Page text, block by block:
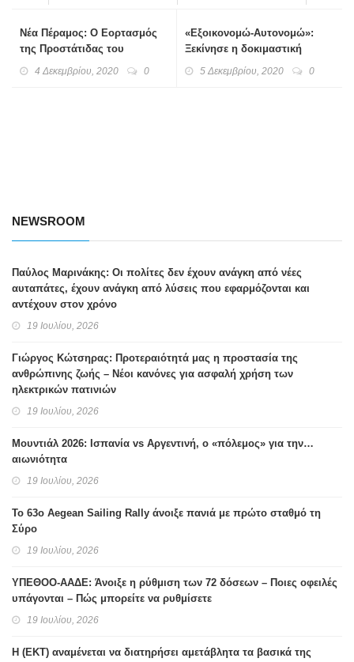
Νέα Πέραμος: Ο Εορτασμός
της Προστάτιδας του
Πυροβολικού
4 Δεκεμβρίου, 2020 0
«Εξοικονομώ-Αυτονομώ»:
Ξεκίνησε η δοκιμαστική
λειτουργία της ιστοσελίδας
5 Δεκεμβρίου, 2020 0
NEWSROOM
Παύλος Μαρινάκης: Οι πολίτες δεν έχουν ανάγκη από νέες
αυταπάτες, έχουν ανάγκη από λύσεις που εφαρμόζονται και
αντέχουν στον χρόνο
19 Ιουλίου, 2026
Γιώργος Κώτσηρας: Προτεραιότητά μας η προστασία της
ανθρώπινης ζωής – Νέοι κανόνες για ασφαλή χρήση των
ηλεκτρικών πατινιών
19 Ιουλίου, 2026
Μουντιάλ 2026: Ισπανία vs Αργεντινή, ο «πόλεμος» για την…
αιωνιότητα
19 Ιουλίου, 2026
Το 63ο Aegean Sailing Rally άνοιξε πανιά με πρώτο σταθμό τη
Σύρο
19 Ιουλίου, 2026
ΥΠΕΘΟΟ-ΑΑΔΕ: Άνοιξε η ρύθμιση των 72 δόσεων – Ποιες οφειλές
υπάγονται – Πώς μπορείτε να ρυθμίσετε
19 Ιουλίου, 2026
H (ΕΚΤ) αναμένεται να διατηρήσει αμετάβλητα τα βασικά της